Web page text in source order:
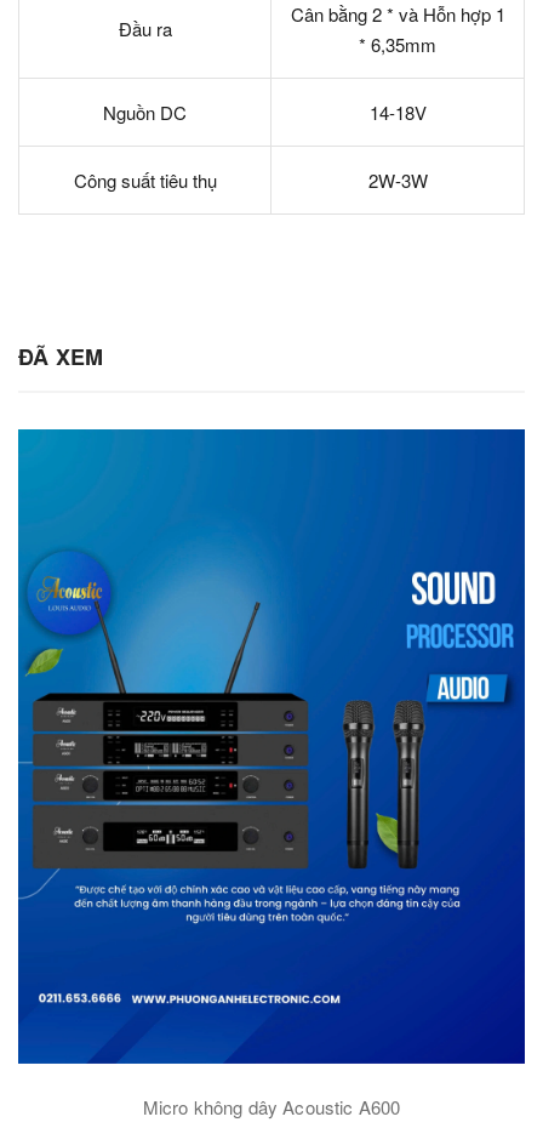
Đầu ra
Cân bằng 2 * và Hỗn hợp 1
* 6,35mm
Nguồn DC 14-18V
Công suất tiêu thụ 2W-3W
ĐÃ XEM
Micro không dây Acoustic A600